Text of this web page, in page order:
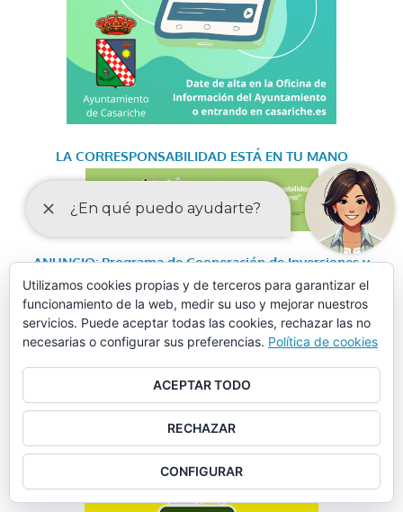
LA CORRESPONSABILIDAD ESTÁ EN TU MANO
ANUNCIO: Programa de Cooperación de Inversiones y
Servicios – PLAN CONTIGO
POLÍTICA DE CALIDAD: EDIFICIO DE FORMACIÓN-
GUADALINFO
Utilizamos cookies propias y de terceros para garantizar el
funcionamiento de la web, medir su uso y mejorar nuestros
servicios. Puede aceptar todas las cookies, rechazar las no
necesarias o configurar sus preferencias. Política de cookies
ACEPTAR TODO
RECHAZAR
CONFIGURAR